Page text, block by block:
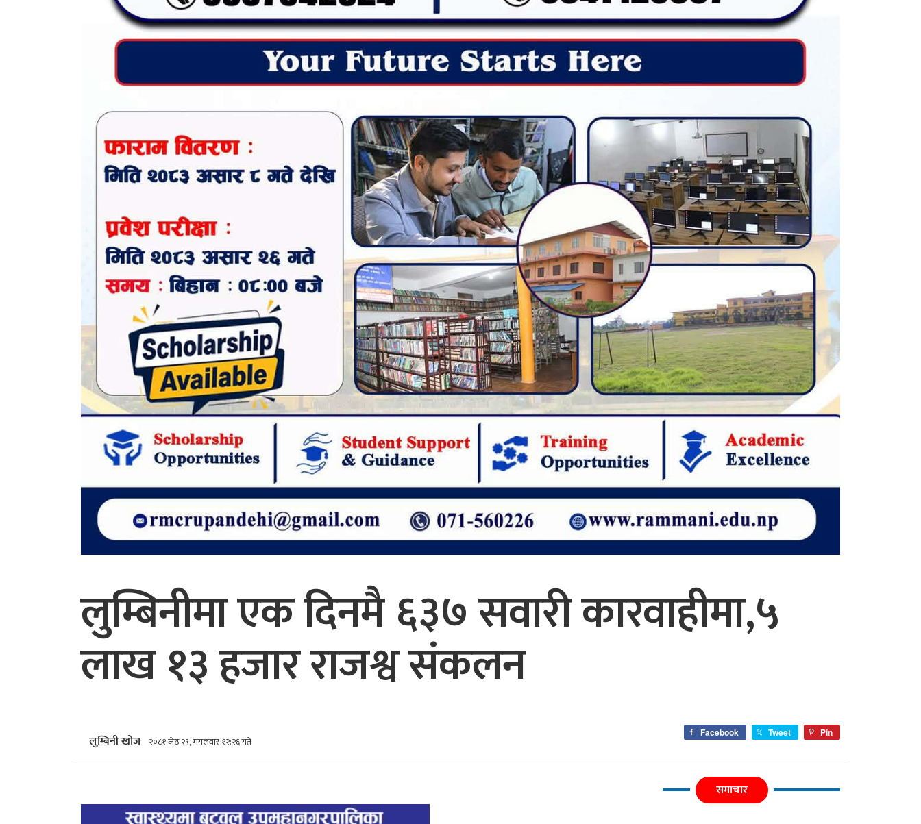
लुम्बिनीमा एक दिनमै ६३७ सवारी कारवाहीमा,५
लाख १३ हजार राजश्व संकलन
लुम्बिनी खोज २०८१ जेष्ठ २९, मंगलवार १२:२६ गते
Facebook Tweet Pin
समाचार